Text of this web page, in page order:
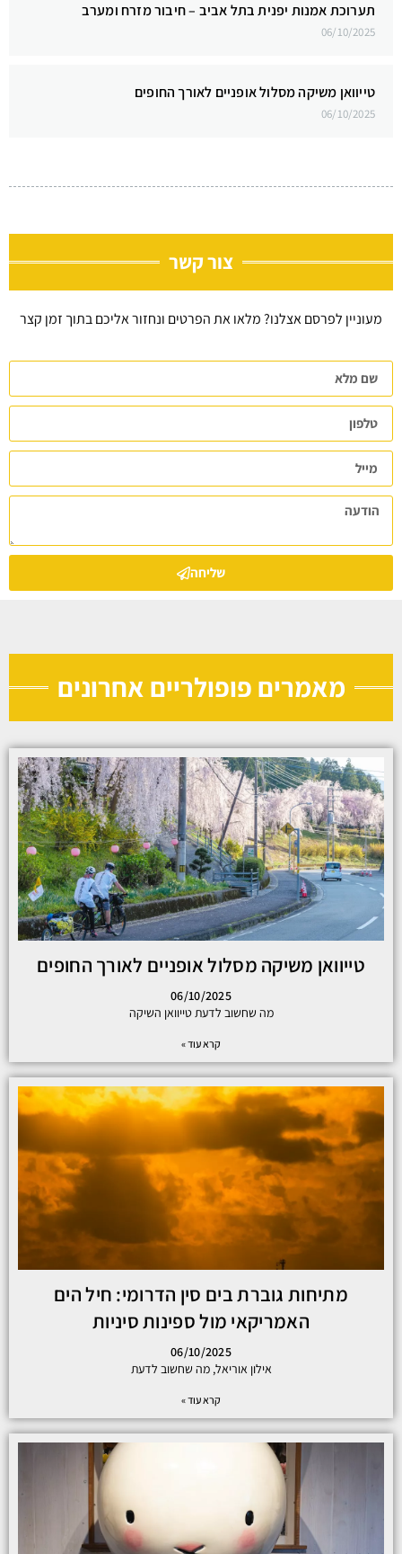
תערוכת אמנות יפנית בתל אביב – חיבור מזרח ומערב
06/10/2025
טייוואן משיקה מסלול אופניים לאורך החופים
06/10/2025
צור קשר
מעוניין לפרסם אצלנו? מלאו את הפרטים ונחזור אליכם בתוך זמן קצר
שליחה
מאמרים פופולריים אחרונים
טייוואן משיקה מסלול אופניים לאורך החופים
06/10/2025
מה שחשוב לדעת טייוואן השיקה
קרא עוד »
מתיחות גוברת בים סין הדרומי: חיל הים
האמריקאי מול ספינות סיניות
06/10/2025
אילון אוריאל, מה שחשוב לדעת
קרא עוד »